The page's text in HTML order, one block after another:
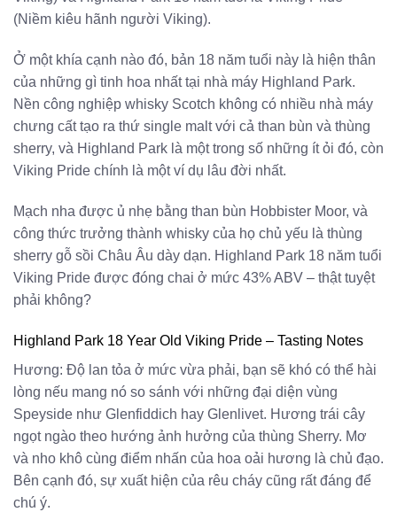
(Niềm kiêu hãnh người Viking).
Ở một khía cạnh nào đó, bản 18 năm tuổi này là hiện thân
của những gì tinh hoa nhất tại nhà máy Highland Park.
Nền công nghiệp whisky Scotch không có nhiều nhà máy
chưng cất tạo ra thứ single malt với cả than bùn và thùng
sherry, và Highland Park là một trong số những ít ỏi đó, còn
Viking Pride chính là một ví dụ lâu đời nhất.
Mạch nha được ủ nhẹ bằng than bùn Hobbister Moor, và
công thức trưởng thành whisky của họ chủ yếu là thùng
sherry gỗ sồi Châu Âu dày dạn. Highland Park 18 năm tuổi
Viking Pride được đóng chai ở mức 43% ABV – thật tuyệt
phải không?
Highland Park 18 Year Old Viking Pride – Tasting Notes
Hương: Độ lan tỏa ở mức vừa phải, bạn sẽ khó có thể hài
lòng nếu mang nó so sánh với những đại diện vùng
Speyside như Glenfiddich hay Glenlivet. Hương trái cây
ngọt ngào theo hướng ảnh hưởng của thùng Sherry. Mơ
và nho khô cùng điểm nhấn của hoa oải hương là chủ đạo.
Bên cạnh đó, sự xuất hiện của rêu cháy cũng rất đáng để
chú ý.